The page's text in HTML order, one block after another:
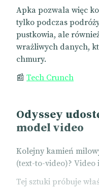
Apka pozwala więc
tylko podczas
pustkowia, ale
wrażliwych danych,
chmury.
📰 Tech Crunch
Odyssey
model video
Kolejny kamień
(text-to-video)? Video
Tej sztuki próbuje